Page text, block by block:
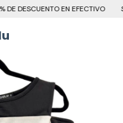
DESCUENTO EN EFECTIVO